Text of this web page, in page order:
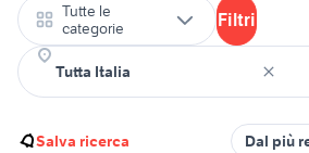
Tutte le
categorie
Filtri
Salva ricerca Dal più